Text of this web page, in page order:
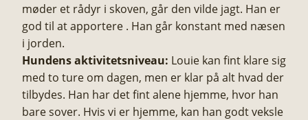
møder et rådyr i skoven, går den vilde jagt. Han er
god til at apportere . Han går konstant med næsen
i jorden.
Hundens aktivitetsniveau: Louie kan fint klare sig
med to ture om dagen, men er klar på alt hvad der
tilbydes. Han har det fint alene hjemme, hvor han
bare sover. Hvis vi er hjemme, kan han godt veksle